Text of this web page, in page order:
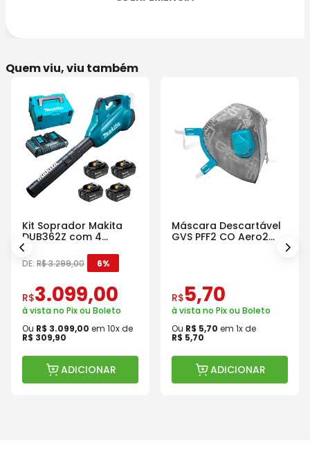
Quem viu, viu também
Kit Soprador Makita
DUB362Z com 4
Baterias Carregador e
Maleta
DE: R$3.299,00 6%
R$3.099,00
à vista no Pix ou Boleto
Ou R$ 3.099,00 em 10x de
R$ 309,90
ADICIONAR
Máscara Descartável
GVS PFF2 CO Aero2
R$5,70
à vista no Pix ou Boleto
Ou R$ 5,70 em 1x de
R$ 5,70
ADICIONAR